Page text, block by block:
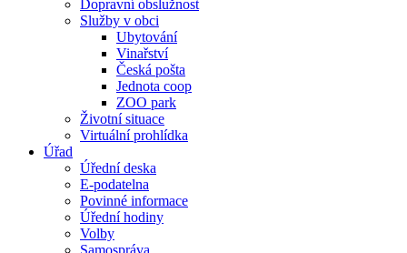
Dopravní obslužnost
Služby v obci
Ubytování
Vinařství
Česká pošta
Jednota coop
ZOO park
Životní situace
Virtuální prohlídka
Úřad
Úřední deska
E-podatelna
Povinné informace
Úřední hodiny
Volby
Samospráva